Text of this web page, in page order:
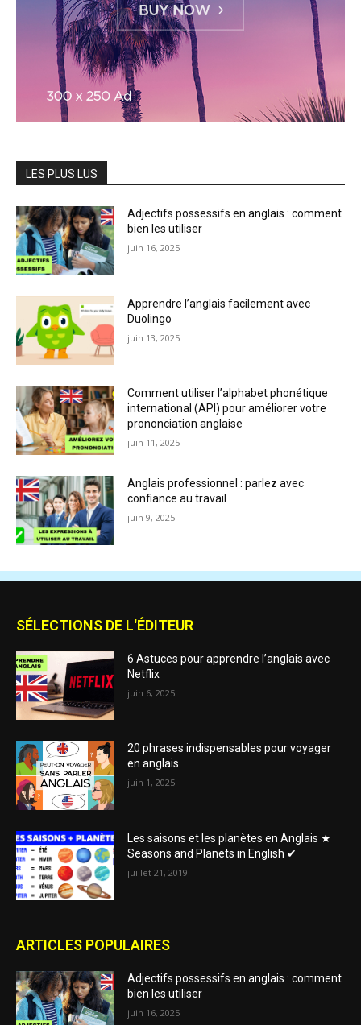
LES PLUS LUS
Adjectifs possessifs en anglais : comment
bien les utiliser
juin 16, 2025
Apprendre l’anglais facilement avec
Duolingo
juin 13, 2025
Comment utiliser l’alphabet phonétique
international (API) pour améliorer votre
prononciation anglaise
juin 11, 2025
Anglais professionnel : parlez avec
confiance au travail
juin 9, 2025
SÉLECTIONS DE L'ÉDITEUR
6 Astuces pour apprendre l’anglais avec
Netflix
juin 6, 2025
20 phrases indispensables pour voyager
en anglais
juin 1, 2025
Les saisons et les planètes en Anglais ★
Seasons and Planets in English ✔
juillet 21, 2019
ARTICLES POPULAIRES
Adjectifs possessifs en anglais : comment
bien les utiliser
juin 16, 2025